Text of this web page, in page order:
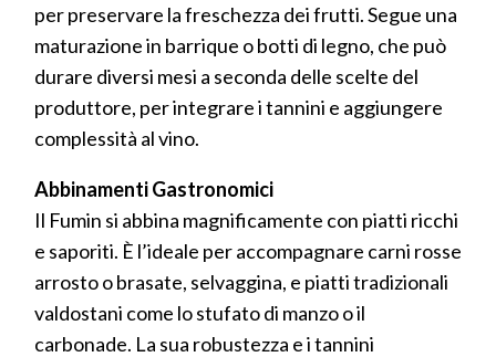
per preservare la freschezza dei frutti. Segue una
maturazione in barrique o botti di legno, che può
durare diversi mesi a seconda delle scelte del
produttore, per integrare i tannini e aggiungere
complessità al vino.
Abbinamenti Gastronomici
Il Fumin si abbina magnificamente con piatti ricchi
e saporiti. È l’ideale per accompagnare carni rosse
arrosto o brasate, selvaggina, e piatti tradizionali
valdostani come lo stufato di manzo o il
carbonade. La sua robustezza e i tannini